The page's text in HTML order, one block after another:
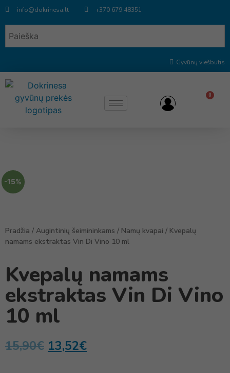
info@dokrinesa.lt +370 679 48351
Gyvūnų viešbutis
0
-15%
Pradžia / Augintinių šeimininkams / Namų kvapai / Kvepalų
namams ekstraktas Vin Di Vino 10 ml
Kvepalų namams
ekstraktas Vin Di Vino
10 ml
15,90€ 13,52€